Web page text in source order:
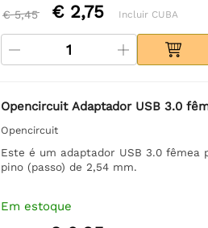
€ 5,45 € 2,75 Incluir CUBA
Opencircuit Adaptador USB 3.0
Opencircuit
Este é um adaptador USB 3.0
pino (passo) de 2,54 mm.
Em estoque